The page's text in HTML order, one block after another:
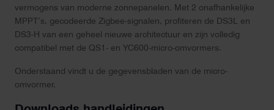
vermogens van moderne zonnepanelen. Met 2 onafhankelijke
MPPT’s, gecodeerde Zigbee-signalen, profiteren de DS3L en
DS3-H van een geheel nieuwe architectuur en zijn volledig
compatibel met de QS1- en YC600-micro-omvormers.
Onderstaand vindt u de gegevensbladen van de micro-
omvormer.